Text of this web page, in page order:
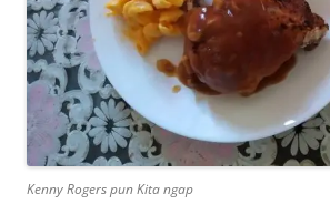
Kenny Rogers pun Kita ngap